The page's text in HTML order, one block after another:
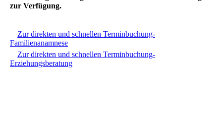
zur Verfügung.
Zur direkten und schnellen Terminbuchung-
Familienanamnese
Zur direkten und schnellen Terminbuchung-
Erziehungsberatung